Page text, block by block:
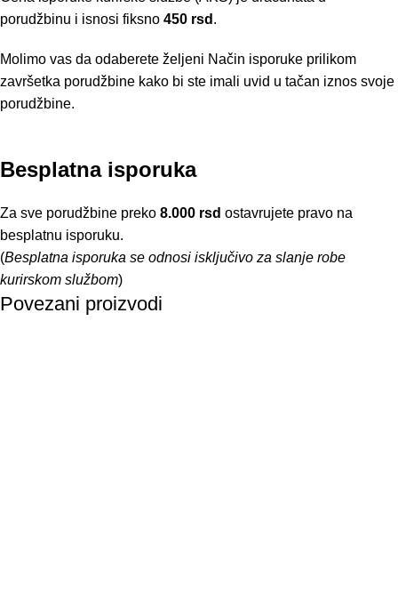
porudžbinu i isnosi fiksno 450 rsd .
Molimo vas da odaberete željeni Način isporuke prilikom
završetka porudžbine kako bi ste imali uvid u tačan iznos svoje
porudžbine.
Besplatna isporuka
Za sve porudžbine preko 8.000 rsd ostavrujete pravo na
besplatnu isporuku.
(Besplatna isporuka se odnosi isključivo za slanje robe
kurirskom službom)
Povezani proizvodi